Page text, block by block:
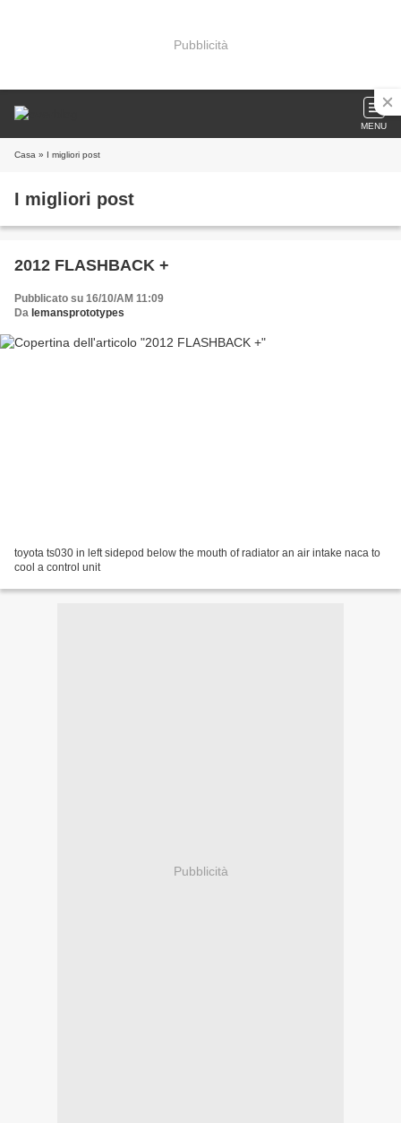
Pubblicità
MENU
Casa » I migliori post
I migliori post
2012 FLASHBACK +
Pubblicato su 16/10/AM 11:09
Da lemansprototypes
toyota ts030 in left sidepod below the mouth of radiator an air intake naca to
cool a control unit
Pubblicità